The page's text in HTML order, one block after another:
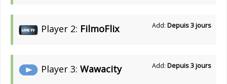
Player 2: FilmoFlix Add: Depuis 3 jours
Player 3: Wawacity Add: Depuis 3 jours